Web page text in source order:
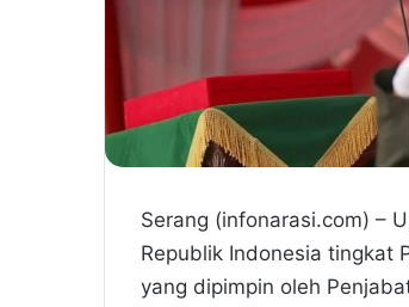
Serang (infonarasi.com) –
Republik Indonesia tingkat
yang dipimpin oleh